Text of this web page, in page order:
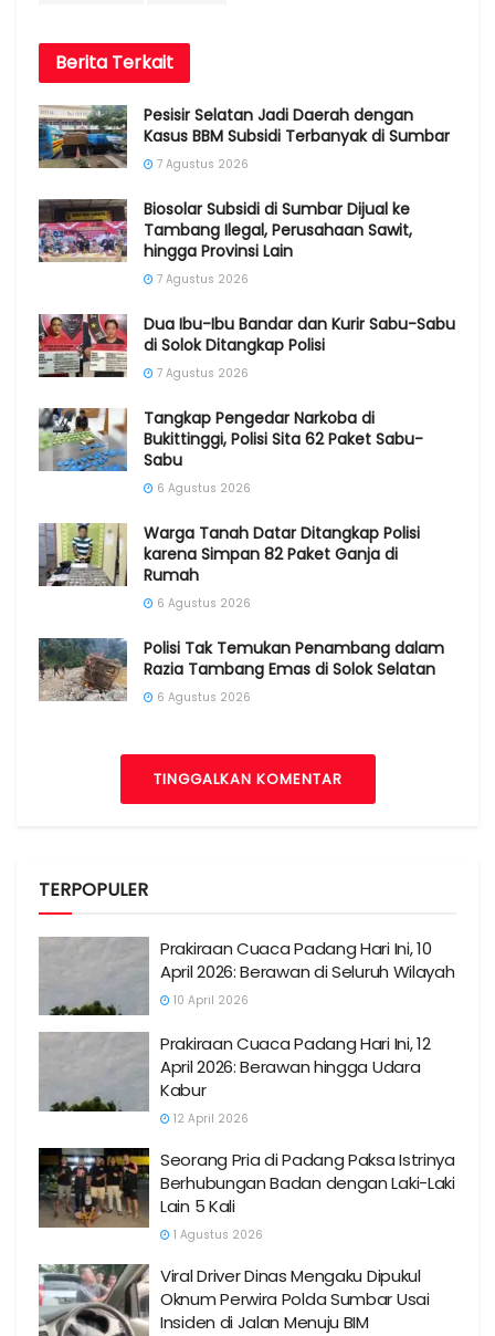
Berita Terkait
Pesisir Selatan Jadi Daerah dengan
Kasus BBM Subsidi Terbanyak di Sumbar
7 Agustus 2026
Biosolar Subsidi di Sumbar Dijual ke
Tambang Ilegal, Perusahaan Sawit,
hingga Provinsi Lain
7 Agustus 2026
Dua Ibu-Ibu Bandar dan Kurir Sabu-Sabu
di Solok Ditangkap Polisi
7 Agustus 2026
Tangkap Pengedar Narkoba di
Bukittinggi, Polisi Sita 62 Paket Sabu-
Sabu
6 Agustus 2026
Warga Tanah Datar Ditangkap Polisi
karena Simpan 82 Paket Ganja di
Rumah
6 Agustus 2026
Polisi Tak Temukan Penambang dalam
Razia Tambang Emas di Solok Selatan
6 Agustus 2026
TINGGALKAN KOMENTAR
TERPOPULER
Prakiraan Cuaca Padang Hari Ini, 10
April 2026: Berawan di Seluruh Wilayah
10 April 2026
Prakiraan Cuaca Padang Hari Ini, 12
April 2026: Berawan hingga Udara
Kabur
12 April 2026
Seorang Pria di Padang Paksa Istrinya
Berhubungan Badan dengan Laki-Laki
Lain 5 Kali
1 Agustus 2026
Viral Driver Dinas Mengaku Dipukul
Oknum Perwira Polda Sumbar Usai
Insiden di Jalan Menuju BIM